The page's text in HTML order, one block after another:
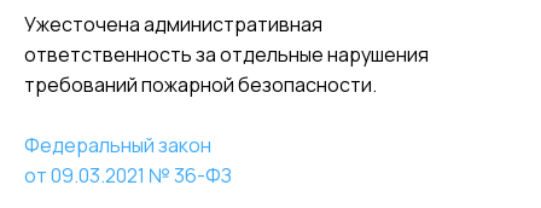
Ужесточена административная
ответственность за отдельные нарушения
требований пожарной безопасности.
Федеральный закон
от 09.03.2021 № 36-ФЗ